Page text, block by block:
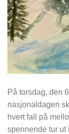
På torsdag, den
nasjonaldagen
hvert fall på
spennende tur ut